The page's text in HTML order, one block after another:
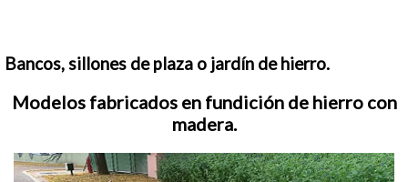
Bancos, sillones de plaza o jardín de hierro.
Modelos fabricados en fundición de hierro con
madera.